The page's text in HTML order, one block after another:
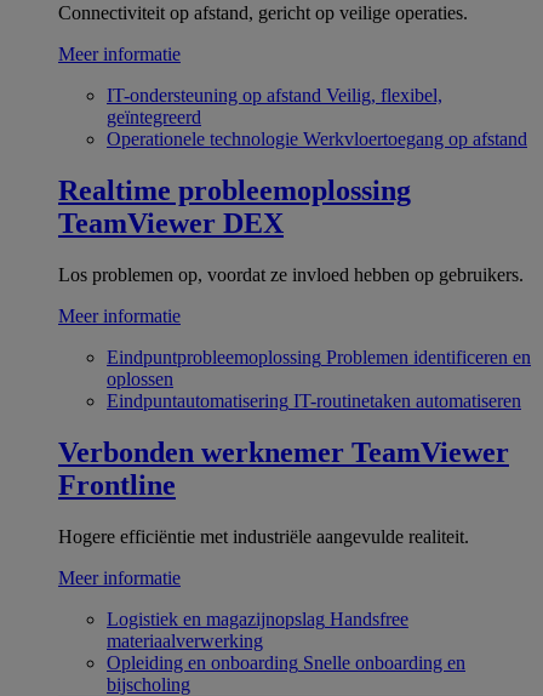
Connectiviteit op afstand, gericht op veilige operaties.
Meer informatie
IT-ondersteuning op afstand Veilig, flexibel,
geïntegreerd
Operationele technologie Werkvloertoegang op afstand
Realtime probleemoplossing
TeamViewer DEX
Los problemen op, voordat ze invloed hebben op gebruikers.
Meer informatie
Eindpuntprobleemoplossing Problemen identificeren en
oplossen
Eindpuntautomatisering IT-routinetaken automatiseren
Verbonden werknemer TeamViewer
Frontline
Hogere efficiëntie met industriële aangevulde realiteit.
Meer informatie
Logistiek en magazijnopslag Handsfree
materiaalverwerking
Opleiding en onboarding Snelle onboarding en
bijscholing